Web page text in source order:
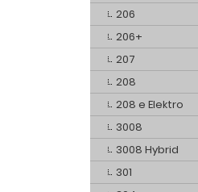
206
206+
207
208
208 e Elektro
3008
3008 Hybrid
301